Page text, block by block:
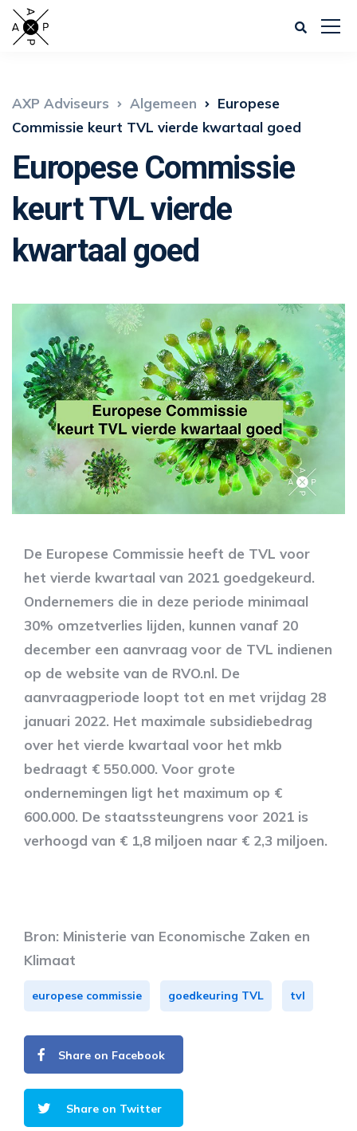
AXP Adviseurs Algemeen
Europese
Commissie keurt TVL vierde kwartaal goed
Europese Commissie
keurt TVL vierde
kwartaal goed
De Europese Commissie heeft de TVL voor
het vierde kwartaal van 2021 goedgekeurd.
Ondernemers die in deze periode minimaal
30% omzetverlies lijden, kunnen vanaf 20
december een aanvraag voor de TVL indienen
op de website van de RVO.nl. De
aanvraagperiode loopt tot en met vrijdag 28
januari 2022. Het maximale subsidiebedrag
over het vierde kwartaal voor het mkb
bedraagt € 550.000. Voor grote
ondernemingen ligt het maximum op €
600.000. De staatssteungrens voor 2021 is
verhoogd van € 1,8 miljoen naar € 2,3 miljoen.
Bron: Ministerie van Economische Zaken en
Klimaat
europese commissie goedkeuring TVL tvl
Share on Facebook
Share on Twitter